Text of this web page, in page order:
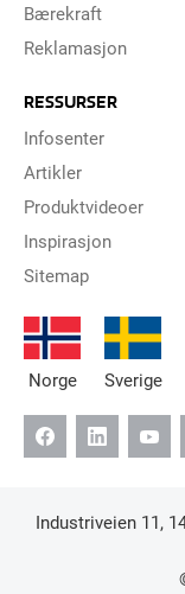
Bærekraft
Reklamasjon
RESSURSER
Infosenter
Artikler
Produktvideoer
Inspirasjon
Sitemap
Norge Sverige
Industriveien 11,